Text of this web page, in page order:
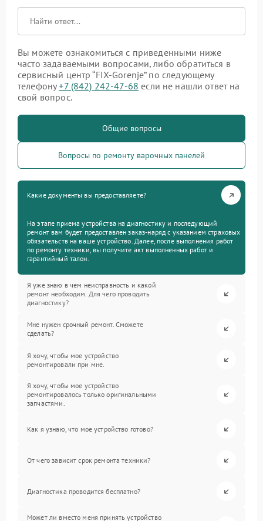
Вы можете ознакомиться с приведенными ниже
часто задаваемыми вопросами, либо обратиться в
сервисный центр “FIX-Gorenje” по следующему
телефону+7 (842) 242-47-68 если не нашли ответ на
свой вопрос.
Общие вопросы
Вопросы по ремонту варочных панелей
Какие документы вы предоставляете?
На этапе приема устройства на диагностику и последующий
ремонт вам будет предоставлен заказ-наряд с указанием страховых
обязательств на ваше устройство. Далее, после выполнения работ
по ремонту техники, вы получите акт выполненных работ и
гарантийный талон.
Я уже знаю в чем неисправность и какой
ремонт необходим. Для чего проводить
диагностику?
Мне нужен срочный ремонт. Сможете
сделать?
Я хочу, чтобы мое устройство
ремонтировали при мне.
Я хочу, чтобы мое устройство
ремонтировалось только оригинальными
запчастями.
Как я узнаю, что мое устройство готово?
От чего зависит срок ремонта техники?
Диагностика проводится бесплатно?
Может ли вместо меня принять устройство